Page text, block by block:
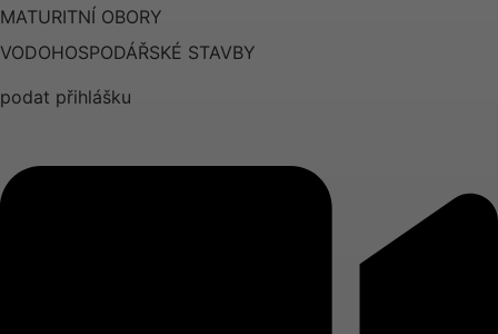
MATURITNÍ OBORY
VODOHOSPODÁŘSKÉ STAVBY
podat přihlášku